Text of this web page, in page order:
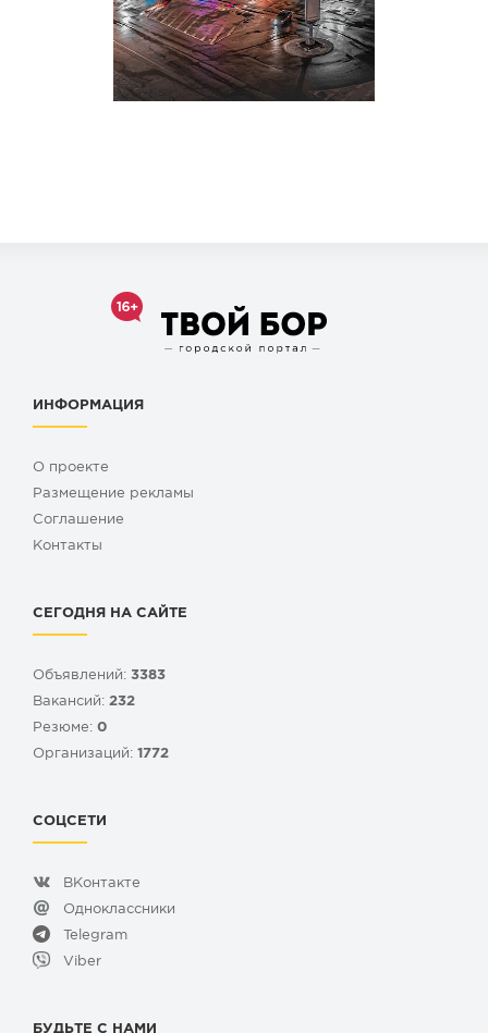
ИНФОРМАЦИЯ
О проекте
Размещение рекламы
Cоглашение
Контакты
СЕГОДНЯ НА САЙТЕ
Объявлений: 3383
Вакансий: 232
Резюме: 0
Организаций: 1772
СОЦСЕТИ
ВКонтакте
Одноклассники
Telegram
Viber
БУДЬТЕ С НАМИ